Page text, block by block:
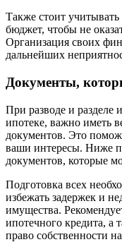
Также стоит
бюджет, чтобы не
Организация своих
дальнейших
Документы,
При разводе и разделе
ипотеке, важно иметь
документов. Это
ваши интересы. Ниже
документов, которые
Подготовка всех
избежать задержек и
имущества.
ипотечного кредита,
право собственности